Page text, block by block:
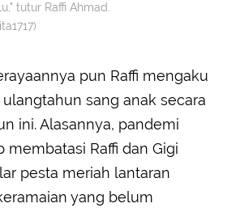
tutur Raffi Ahmad.
pun Raffi mengaku
sang anak secara
ini. Alasannya, pandemi
membatasi Raffi dan Gigi
pesta meriah lantaran
yang belum